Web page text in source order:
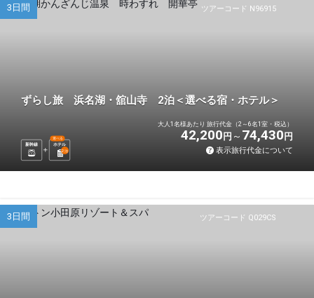
ツアーコード N96915
3日間
ずらし旅 浜名湖・舘山寺 2泊＜選べる宿・ホテル＞
新幹線 ホテル
選べる
2泊
大人1名様あたり 旅行代金（2～6名1室・税込）
42,200 円 74,430 円
表示旅行代金について
ツアーコード Q029CS
3日間